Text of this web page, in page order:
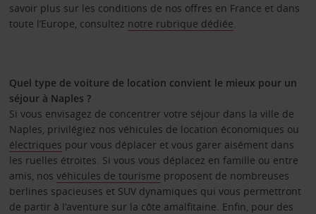
savoir plus sur les conditions de nos offres en France et dans
toute l’Europe, consultez notre rubrique dédiée
Quel type de voiture de location convient le mieux pour un
séjour à Naples ?
Si vous envisagez de concentrer votre séjour dans la ville de
Naples, privilégiez nos véhicules de location économiques ou
électriques pour vous déplacer et vous garer aisément dans
les ruelles étroites. Si vous vous déplacez en famille ou entre
amis, nos véhicules de tourisme proposent de nombreuses
berlines spacieuses et SUV dynamiques qui vous permettront
de partir à l’aventure sur la côte amalfitaine. Enfin, pour des